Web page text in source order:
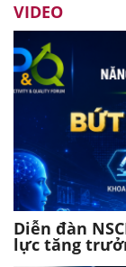
VIDEO
Diễn đàn
lực tăng